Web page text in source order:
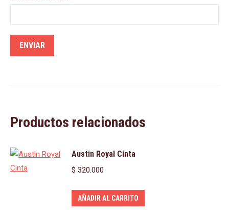
Productos relacionados
Austin Royal Cinta
$ 320.000
AÑADIR AL CARRITO